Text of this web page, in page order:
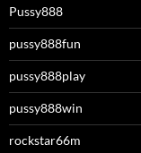
Pussy888
pussy888fun
pussy888play
pussy888win
rockstar66m